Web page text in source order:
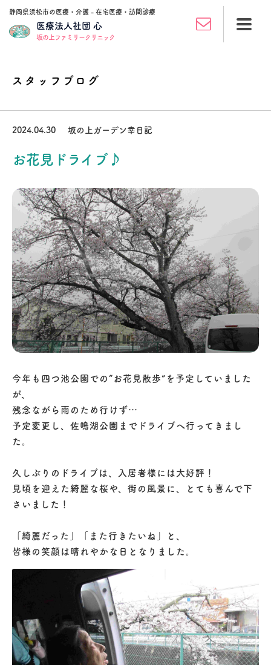
静岡県浜松市の医療・介護 - 在宅医療・訪問診療
医療法人社団 心
坂の上ファミリークリニック
スタッフブログ
2024.04.30 坂の上ガーデン幸日記
お花見ドライブ♪
今年も四つ池公園での“お花見散歩”を予定していました
が、
残念ながら雨のため行けず…
予定変更し、佐鳴湖公園までドライブへ行ってきまし
た。
久しぶりのドライブは、入居者様には大好評！
見頃を迎えた綺麗な桜や、街の風景に、とても喜んで下
さいました！
「綺麗だった」「また行きたいね」と、
皆様の笑顔は晴れやかな日となりました。